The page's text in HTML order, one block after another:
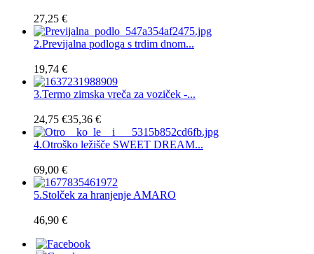
27,25 €
2.Previjalna podloga s trdim dnom...
19,74 €
3.Termo zimska vreča za voziček -...
24,75 €35,36 €
4.Otroško ležišče SWEET DREAM...
69,00 €
5.Stolček za hranjenje AMARO
46,90 €